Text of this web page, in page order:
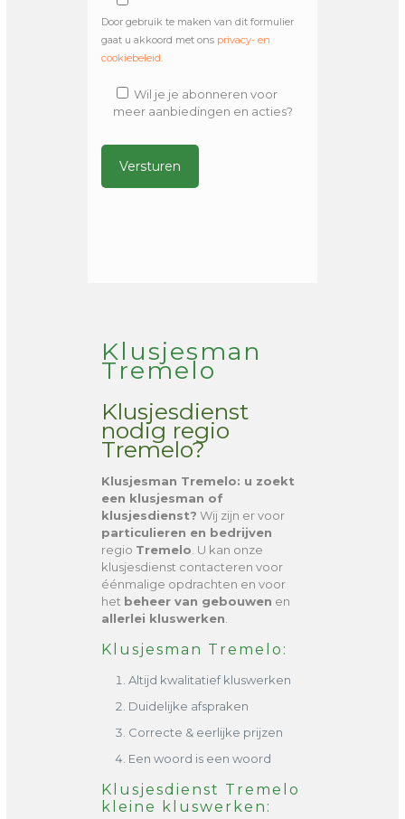
Door gebruik te maken van dit formulier
gaat u akkoord met ons privacy- en
cookiebeleid.
Wil je je abonneren voor
meer aanbiedingen en acties?
Klusjesman
Tremelo
Klusjesdienst
nodig regio
Tremelo?
Klusjesman Tremelo: u zoekt
een klusjesman of
klusjesdienst? Wij zijn er voor
particulieren en bedrijven
regio Tremelo . U kan onze
klusjesdienst contacteren voor
éénmalige opdrachten en voor
het beheer van gebouwen en
allerlei kluswerken
Klusjesman Tremelo:
Altijd kwalitatief kluswerken
Duidelijke afspraken
Correcte & eerlijke prijzen
Een woord is een woord
Klusjesdienst Tremelo
kleine kluswerken: